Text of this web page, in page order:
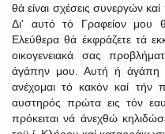
θά είναι σχέσεις συνεργών
Δι' αυτό τό Γραφείον μου
Ελεύθερα θά έκφράζετε τά
οικογενειακά σας
άγάπην μου. Αυτή ή άγάπη
ανέχομαι τό κακόν καί τήν
αυστηρός πρώτα εις τόν
πρόκειται νά άνεχθώ